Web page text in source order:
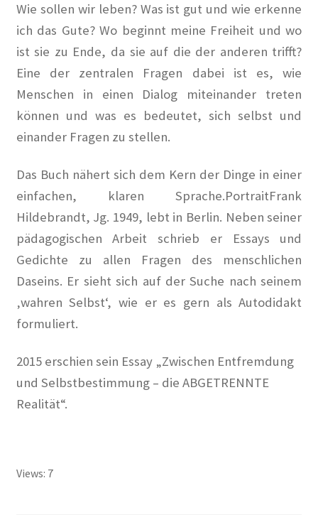
2023 #2
Bestellung abgeschlossen
Bewohner/innen
BewohnerInnen
Buchempfehlungen
Calendar
Damals war’s …
100 Jahre – Zum Jahrestag unserer Wohnanlage im
Alexander Graf Stenbock-Fermor
Wie sollen wir leben? Was ist gut und wie erkenne
ich das Gute? Wo beginnt meine Freiheit und wo
ist sie zu Ende, da sie auf die der anderen trifft?
Eine der zentralen Fragen dabei ist es, wie
Menschen in einen Dialog miteinander treten
können und was es bedeutet, sich selbst und
einander Fragen zu stellen.
Das Buch nähert sich dem Kern der Dinge in einer
einfachen, klaren Sprache.PortraitFrank
Hildebrandt, Jg. 1949, lebt in Berlin. Neben seiner
pädagogischen Arbeit schrieb er Essays und
Gedichte zu allen Fragen des menschlichen
Daseins. Er sieht sich auf der Suche nach seinem
‚wahren Selbst‘, wie er es gern als Autodidakt
formuliert.
2015 erschien sein Essay „Zwischen Entfremdung
und Selbstbestimmung – die ABGETRENNTE
Realität“.
Views: 7